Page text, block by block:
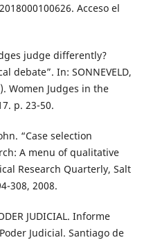
Acceso el
judge differently?
debate”. In: SONNEVELD,
Women Judges in the
p. 23-50.
“Case selection
A menu of qualitative
Research Quarterly, Salt
308, 2008.
JUDICIAL. Informe
Judicial. Santiago de